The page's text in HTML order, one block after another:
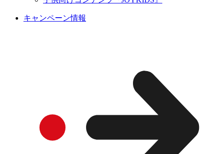
キャンペーン情報